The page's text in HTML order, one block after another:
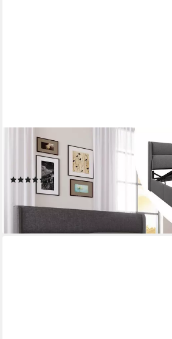
TAVILAECON
Boxspringbett Polsterbett mit
Bettkasten, Grau, aus Leinenmaterial mit
(16)
ab 319,99 € UVP535,99 €
-40%